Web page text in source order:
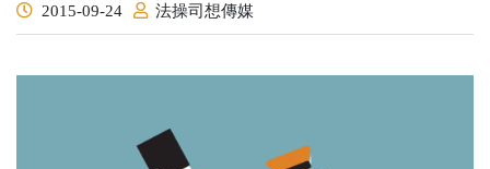
2015-09-24 法操司想傳媒